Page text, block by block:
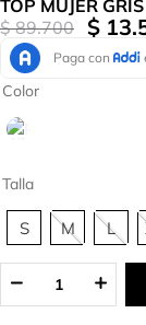
TOP MUJER
$ 89.700 $ 13.
Talla
S M L
Color